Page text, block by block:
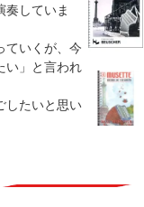
奏していま
ていくが、今
い」と言われ
したいと思い